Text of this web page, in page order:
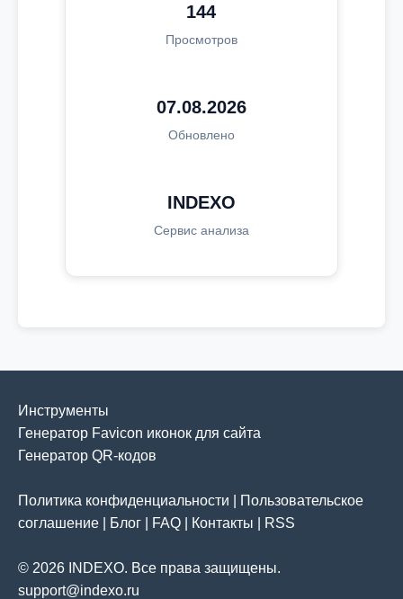
144
Просмотров
07.08.2026
Обновлено
INDEXO
Сервис анализа
Инструменты
Генератор Favicon иконок для сайта
Генератор QR-кодов
Политика конфиденциальности
Пользовательское
соглашение
Блог FAQ Контакты RSS
© 2026 INDEXO. Все права защищены.
support@indexo.ru